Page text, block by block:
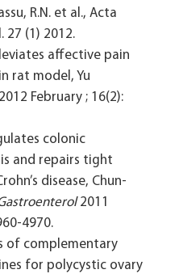
R.N. et al., Acta
27 (1) 2012.
affective pain
rat model, Yu
February ; 16(2):
colonic
and repairs tight
disease, Chun-
2011
4970.
of complementary
for polycystic ovary